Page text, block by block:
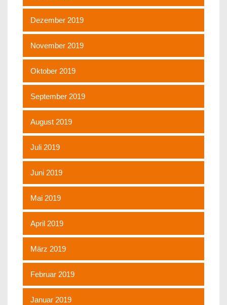
Dezember 2019
November 2019
Oktober 2019
September 2019
August 2019
Juli 2019
Juni 2019
Mai 2019
April 2019
März 2019
Februar 2019
Januar 2019